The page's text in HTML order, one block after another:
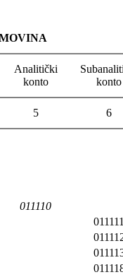
Analitički
konto
konto
5 6
011110